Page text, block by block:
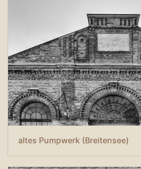
altes Pumpwerk (Breitensee)